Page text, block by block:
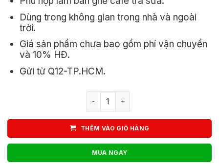
Dùng trong không gian trong nhà và ngoài
trời.
Giá sản phẩm chưa bao gồm phí vận chuyển
và 10% HĐ.
Gửi từ Q12-TP.HCM.
Bộ Bàn Ghế Cafe Nhựa Ngoài Trời
THÊM VÀO GIỎ HÀNG
MUA NGAY